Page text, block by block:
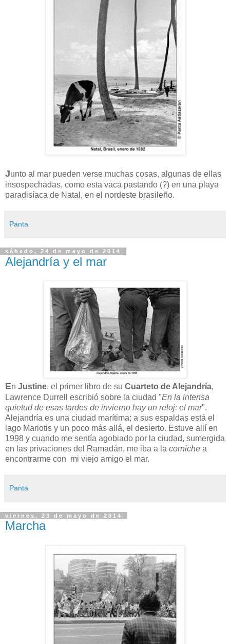
Junto al mar pueden verse muchas cosas, algunas de ellas
insospechadas, como esta vaca pastando (?) en una playa
paradisíaca de Natal, en el nordeste brasileño.
Panta
sábado, 24 de mayo de 2014
Alejandría y el mar
En Justine, el primer libro de su Cuarteto de Alejandría,
Lawrence Durrell escribió sobre la ciudad "En la intensa
quietud de esas tardes de invierno hay un reloj: el mar".
Alejandría es una ciudad marítima; a sus espaldas está el
lago Mariotis y un poco más allá, el desierto. Estuve allí en
1998 y cuando me sentía agobiado por la ciudad, sumergida
en las privaciones del Ramadán, me iba a la corniche a
encontrarme con mi viejo amigo el mar.
Panta
viernes, 23 de mayo de 2014
Marcha